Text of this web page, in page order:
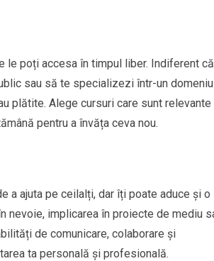
le poți accesa în timpul liber. Indiferent că
sau să te specializezi într-un domeniu
plătite. Alege cursuri care sunt relevante
pentru a învăța ceva nou.
a ajuta pe ceilalți, dar îți poate aduce și o
nevoie, implicarea în proiecte de mediu
de comunicare, colaborare și
ta personală și profesională.